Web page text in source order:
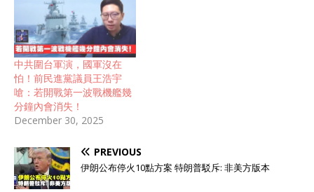
中共圍台軍演，國軍沒在
怕！前民進黨議員王浩宇
嗆：若開戰第一波戰機艦幾
分鐘內會消失！
December 30, 2025
PREVIOUS
伊朗公布停火10點方案 特朗普駁斥: 非美方版本